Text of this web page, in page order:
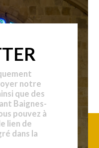
notre
que des
Baignes-
pouvez à
lien de
dans la